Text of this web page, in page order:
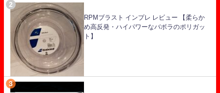
RPMブラスト インプレ レビュー 【柔らか
め高反発・ハイパワーなバボラのポリガッ
ト】